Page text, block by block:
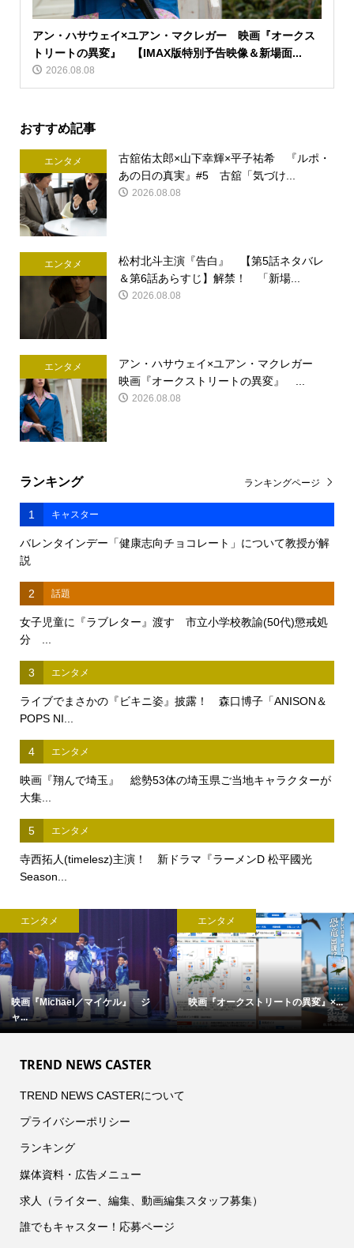
アン・ハサウェイ×ユアン・マクレガー 映画『オークス
トリートの異変』 【IMAX版特別予告映像＆新場面...
2026.08.08
おすすめ記事
エンタメ
古舘佑太郎×山下幸輝×平子祐希 『ルポ・
あの日の真実』#5 古舘「気づけ...
2026.08.08
エンタメ
松村北斗主演『告白』 【第5話ネタバレ
＆第6話あらすじ】解禁！ 「新場...
2026.08.08
エンタメ
アン・ハサウェイ×ユアン・マクレガー
映画『オークストリートの異変』 ...
2026.08.08
ランキング
1 キャスター
バレンタインデー「健康志向チョコレート」について教授が解
説
2 話題
女子児童に『ラブレター』渡す 市立小学校教諭(50代)懲戒処
分 ...
3 エンタメ
ライブでまさかの『ビキニ姿』披露！ 森口博子「ANISON＆
POPS NI...
4 エンタメ
映画『翔んで埼玉』 総勢53体の埼玉県ご当地キャラクターが
大集...
5 エンタメ
寺西拓人(timelesz)主演！ 新ドラマ『ラーメンD 松平國光
Season...
ランキングページ
エンタメ
映画『Michael／マイケル』 ジ
ャ...
エンタメ
映画『オークストリートの異変』×...
TREND NEWS CASTER
TREND NEWS CASTERについて
プライバシーポリシー
ランキング
媒体資料・広告メニュー
求人（ライター、編集、動画編集スタッフ募集）
誰でもキャスター！応募ページ